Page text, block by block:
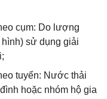
cụm: Do lượng
sử dụng giải
tuyến: Nước thải
hoặc nhóm hộ gia